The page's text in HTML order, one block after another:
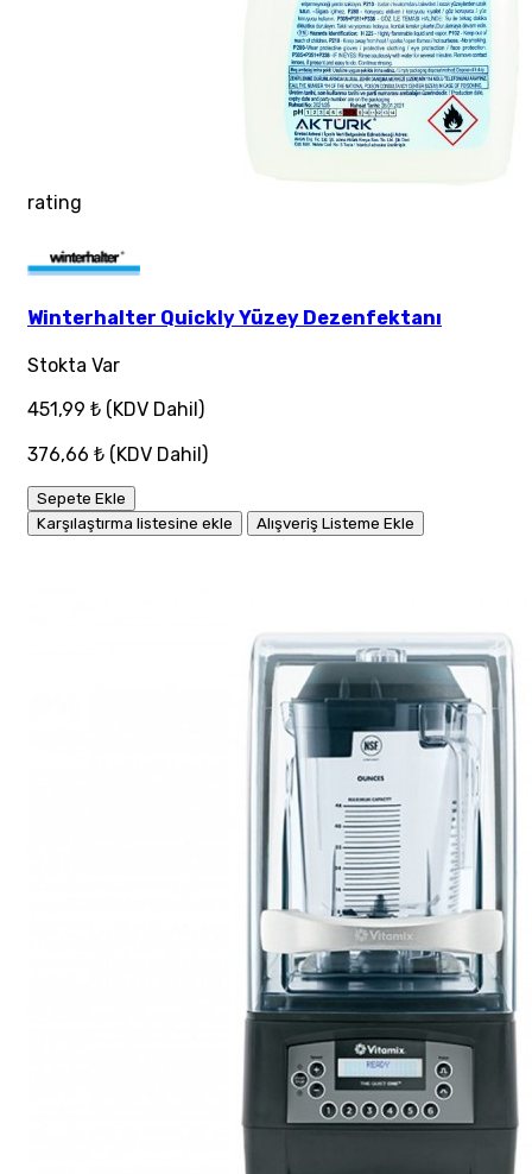
rating
Winterhalter Quickly Yüzey Dezenfektanı
Stokta Var
451,99 ₺ (KDV Dahil)
376,66 ₺ (KDV Dahil)
Sepete Ekle
Karşılaştırma listesine ekle
Alışveriş Listeme Ekle